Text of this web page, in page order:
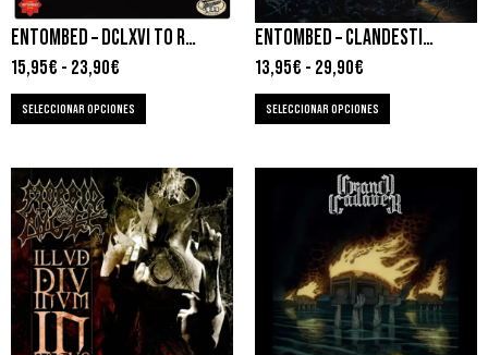
ENTOMBED – DCLXVI TO RIDE, SHOOT STRAIGHT AND SPEAK THE TRUTH
15,95€ - 23,90€
SELECCIONAR OPCIONES
ENTOMBED – CLANDESTINE – LIVE
13,95€ - 29,90€
SELECCIONAR OPCIONES